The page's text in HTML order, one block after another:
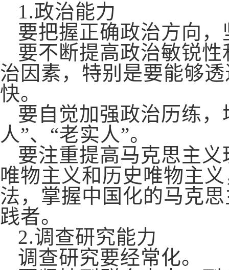
1.政治能力
要把握正确政治方向
要不断提高政治敏锐
治因素，特别是要能够
快。
要自觉加强政治历练
人”、“老实人”。
要注重提高马克思主
唯物主义和历史唯物主
法，掌握中国化的马克
践者。
2.调查研究能力
调查研究要经常化。